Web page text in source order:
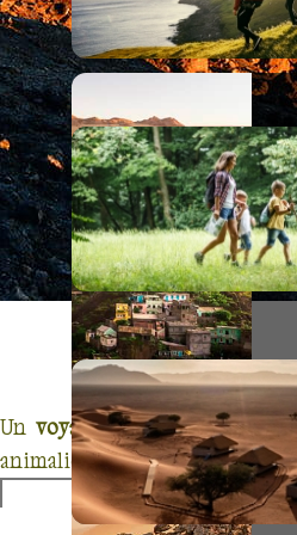
Un voyage en Tanzanie
animaliers et ses habitants, la
Quatre des plus importants